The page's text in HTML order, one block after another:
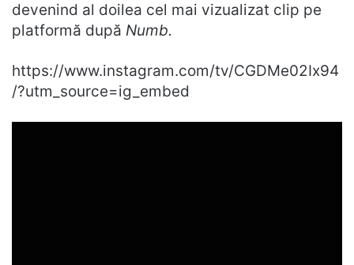
devenind al doilea cel mai vizualizat clip pe
platformă după Numb.
https://www.instagram.com/tv/CGDMe02Ix94
/?utm_source=ig_embed